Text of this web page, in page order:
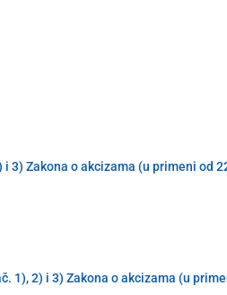
3) Zakona o akcizama (u primeni od
2) i 3) Zakona o akcizama (u